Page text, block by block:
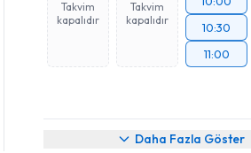
Takvim
kapalıdır
Takvim
kapalıdır
10:30
11:00
Daha Fazla Göster